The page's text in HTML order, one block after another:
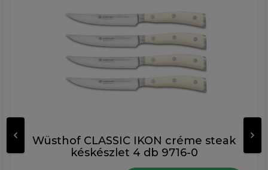
Wüsthof CLASSIC IKON créme steak
késkészlet 4 db 9716-0